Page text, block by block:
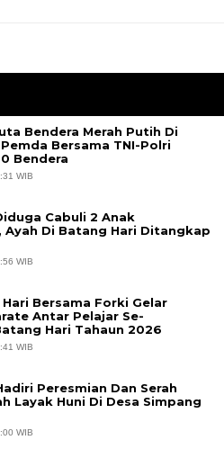
Bendera Merah Putih Di
Bersama TNI-Polri
Bendera
WIB
Cabuli 2 Anak
Ayah Di Batang Hari Ditangkap
WIB
Hari Bersama Forki Gelar
Antar Pelajar Se-
Hari Tahaun 2026
WIB
Peresmian Dan Serah
Layak Huni Di Desa Simpang
WIB